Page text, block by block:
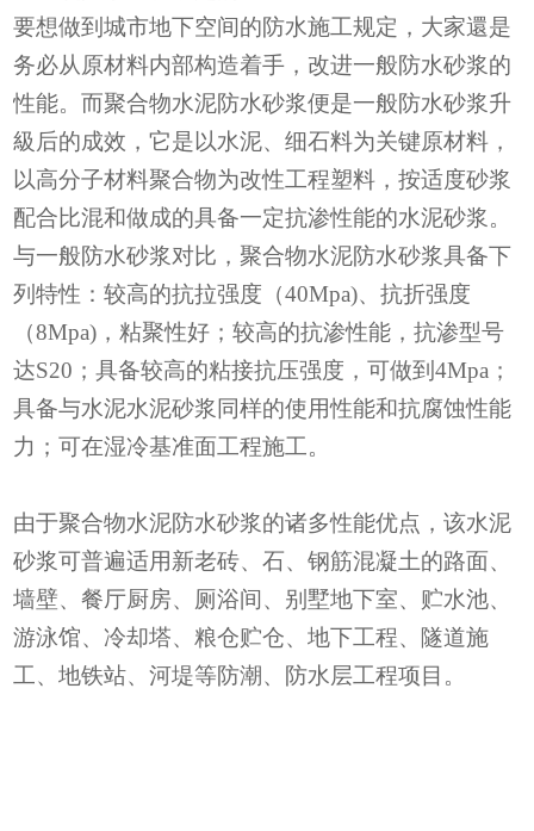
要想做到城市地下空间的防水施工规定，大家還是
务必从原材料内部构造着手，改进一般防水砂浆的
性能。而聚合物水泥防水砂浆便是一般防水砂浆升
級后的成效，它是以水泥、细石料为关键原材料，
以高分子材料聚合物为改性工程塑料，按适度砂浆
配合比混和做成的具备一定抗渗性能的水泥砂浆。
与一般防水砂浆对比，聚合物水泥防水砂浆具备下
列特性：较高的抗拉强度（40Mpa)、抗折强度
（8Mpa)，粘聚性好；较高的抗渗性能，抗渗型号
达S20；具备较高的粘接抗压强度，可做到4Mpa；
具备与水泥水泥砂浆同样的使用性能和抗腐蚀性能
力；可在湿冷基准面工程施工。
由于聚合物水泥防水砂浆的诸多性能优点，该水泥
砂浆可普遍适用新老砖、石、钢筋混凝土的路面、
墙壁、餐厅厨房、厕浴间、别墅地下室、贮水池、
游泳馆、冷却塔、粮仓贮仓、地下工程、隧道施
工、地铁站、河堤等防潮、防水层工程项目。